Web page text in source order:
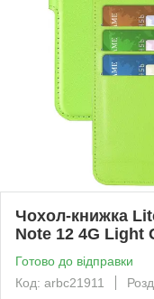
Чохол-книжка
Note 12 4G Light
Готово до відправки
Код: arbc21911